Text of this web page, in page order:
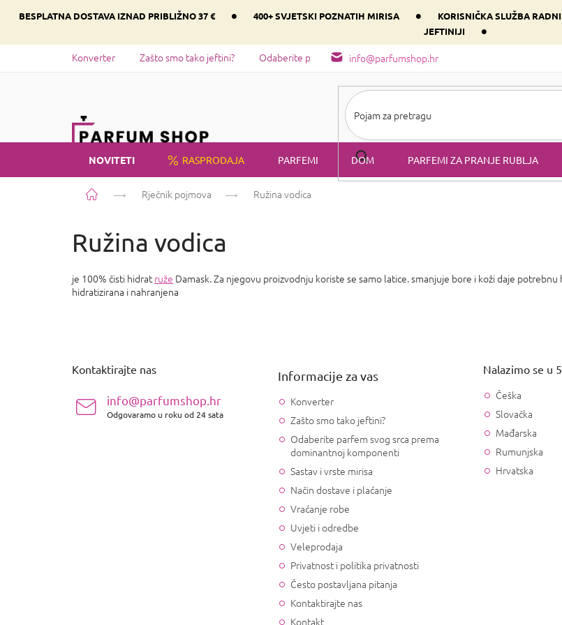
BESPLATNA DOSTAVA IZNAD PRIBLIŽNO 37 € • 400+ SVJETSKI POZNATIH MIRISA • KORISNIČKA SLUŽBA
JEFTINIJI
•
info@parfumshop.hr
Konverter Zašto smo tako jeftini? Odaberite parfem svog srca prema dominantnoj komponenti
NOVITETI RASPRODAJA PARFEMI DOM PARFEMI ZA PRANJE RUBLJA
Početna Rječnik pojmova Ružina vodica
Ružina vodica
je 100% čisti hidratruže Damask. Za njegovu proizvodnju koriste se samo latice. smanjuje bore i koži daje
hidratizirana i nahranjena
Kontaktirajte nas
info@parfumshop.hr
Odgovaramo u roku od 24 sata
Informacije za vas
Konverter
Zašto smo tako jeftini?
Odaberite parfem svog srca prema
dominantnoj komponenti
Sastav i vrste mirisa
Način dostave i plaćanje
Vraćanje robe
Uvjeti i odredbe
Veleprodaja
Privatnost i politika privatnosti
Često postavljana pitanja
Kontaktirajte nas
Kontakt
Nalazimo se u
Češka
Slovačka
Mađarska
Rumunjska
Hrvatska